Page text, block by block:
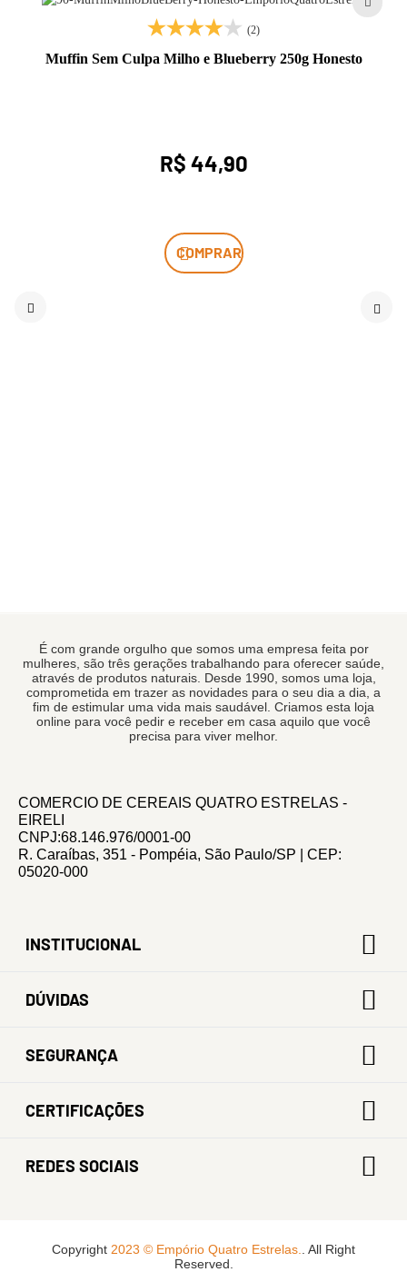
(2)
Muffin Sem Culpa Milho e Blueberry 250g Honesto
R$ 44,90
COMPRAR
É com grande orgulho que somos uma empresa feita por
mulheres, são três gerações trabalhando para oferecer saúde,
através de produtos naturais. Desde 1990, somos uma loja,
comprometida em trazer as novidades para o seu dia a dia, a
fim de estimular uma vida mais saudável. Criamos esta loja
online para você pedir e receber em casa aquilo que você
precisa para viver melhor.
COMERCIO DE CEREAIS QUATRO ESTRELAS -
EIRELI
CNPJ:68.146.976/0001-00
R. Caraíbas, 351 - Pompéia, São Paulo/SP | CEP:
05020-000
INSTITUCIONAL
DÚVIDAS
SEGURANÇA
CERTIFICAÇÕES
REDES SOCIAIS
Copyright 2023 © Empório Quatro Estrelas.
. All Right
Reserved.